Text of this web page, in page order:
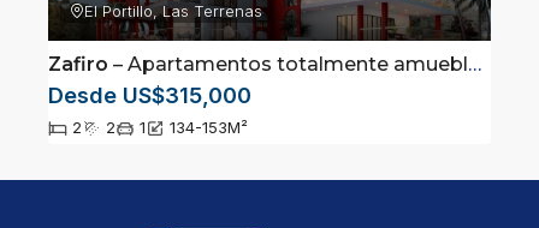
El Portillo, Las Terrenas
Zafiro – Apartamentos totalmente amueblados en Las Terrenas, Samaná
Desde US$315,000
2 2 1 134-153M²